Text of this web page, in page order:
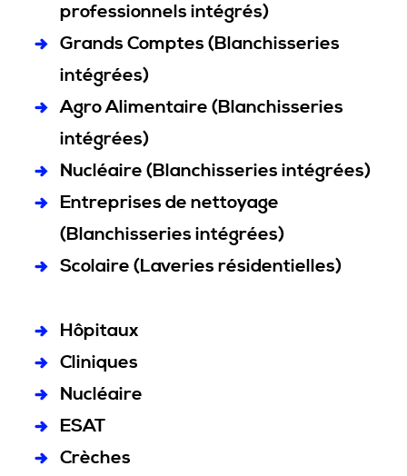
professionnels intégrés)
Grands Comptes (Blanchisseries
intégrées)
Agro Alimentaire (Blanchisseries
intégrées)
Nucléaire (Blanchisseries intégrées)
Entreprises de nettoyage
(Blanchisseries intégrées)
Scolaire (Laveries résidentielles)
Hôpitaux
Cliniques
Nucléaire
ESAT
Crèches